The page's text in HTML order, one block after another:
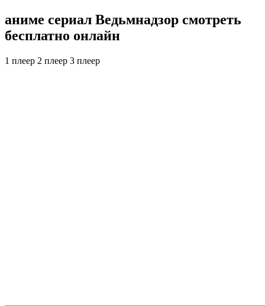
аниме сериал Ведьмнадзор смотреть
бесплатно онлайн
1 плеер 2 плеер 3 плеер